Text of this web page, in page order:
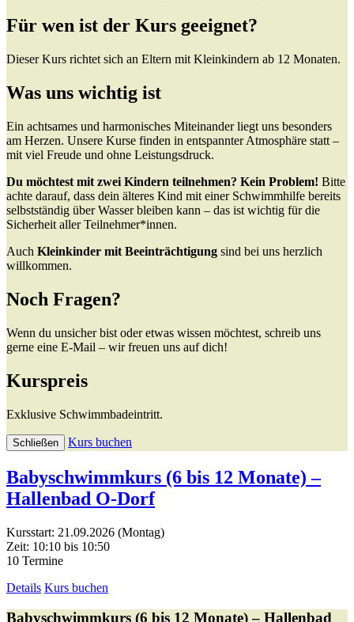
Für wen ist der Kurs geeignet?
Dieser Kurs richtet sich an Eltern mit Kleinkindern ab 12 Monaten.
Was uns wichtig ist
Ein achtsames und harmonisches Miteinander liegt uns besonders
am Herzen. Unsere Kurse finden in entspannter Atmosphäre statt –
mit viel Freude und ohne Leistungsdruck.
Du möchtest mit zwei Kindern teilnehmen? Kein Problem! Bitte
achte darauf, dass dein älteres Kind mit einer Schwimmhilfe bereits
selbstständig über Wasser bleiben kann – das ist wichtig für die
Sicherheit aller Teilnehmer*innen.
Auch Kleinkinder mit Beeinträchtigung sind bei uns herzlich
willkommen.
Noch Fragen?
Wenn du unsicher bist oder etwas wissen möchtest, schreib uns
gerne eine E-Mail – wir freuen uns auf dich!
Kurspreis
Exklusive Schwimmbadeintritt.
Schließen Kurs buchen
Babyschwimmkurs (6 bis 12 Monate) –
Hallenbad O-Dorf
Kursstart: 21.09.2026 (Montag)
Zeit: 10:10 bis 10:50
10 Termine
Details Kurs buchen
Babyschwimmkurs (6 bis 12 Monate) – Hallenbad